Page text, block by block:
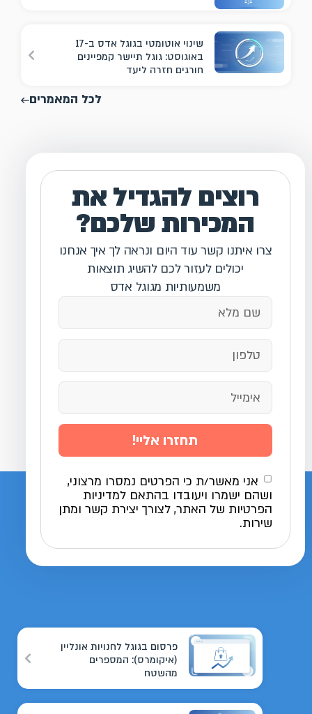
שינוי אוטומטי בגוגל אדס ב-17
באוגוסט: גוגל תיישר קמפיינים
חורגים חזרה ליעד
לכל המאמרים
רוצים להגדיל את
המכירות שלכם?
צרו איתנו קשר עוד היום ונראה לך איך אנחנו
יכולים לעזור לכם להשיג תוצאות
משמעותיות מגוגל אדס
אני מאשר/ת כי הפרטים נמסרו מרצוני,
ושהם ישמרו ויעובדו בהתאם למדיניות
הפרטיות של האתר, לצורך יצירת קשר ומתן
שירות.
תחזרו אליי!
פרסום בגוגל לחנויות אונליין
(איקומרס): המספרים
מהשטח